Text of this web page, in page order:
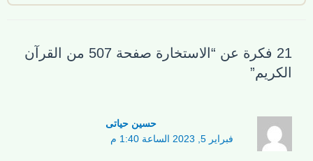
21 فكرة عن “الاستخارة صفحة 507 من القرآن
الكريم”
حسین حیاتی
فبراير 5, 2023 الساعة 1:40 م